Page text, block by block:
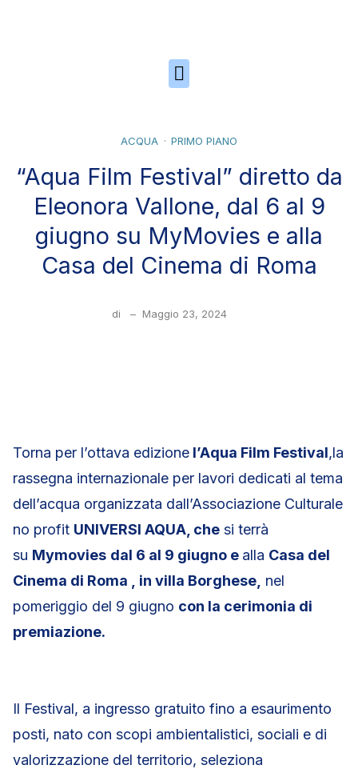
ACQUA PRIMO PIANO
“Aqua Film Festival” diretto da
Eleonora Vallone, dal 6 al 9
giugno su MyMovies e alla
Casa del Cinema di Roma
di – Maggio 23, 2024
Torna per l’ottava edizione l’Aqua Film Festival,la
rassegna internazionale per lavori dedicati al tema
dell’acqua organizzata dall’Associazione Culturale
no profit UNIVERSI AQUA, che si terrà
su Mymovies dal 6 al 9 giugno e alla Casa del
Cinema di Roma , in villa Borghese, nel
pomeriggio del 9 giugno con la cerimonia di
premiazione.
Il Festival, a ingresso gratuito fino a esaurimento
posti, nato con scopi ambientalistici, sociali e di
valorizzazione del territorio, seleziona